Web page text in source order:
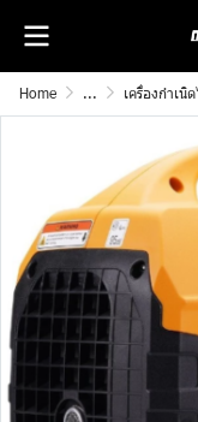
Home ... เครื่องกำเนิดไฟฟ้